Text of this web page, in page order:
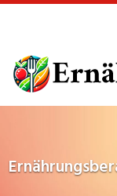
main
content